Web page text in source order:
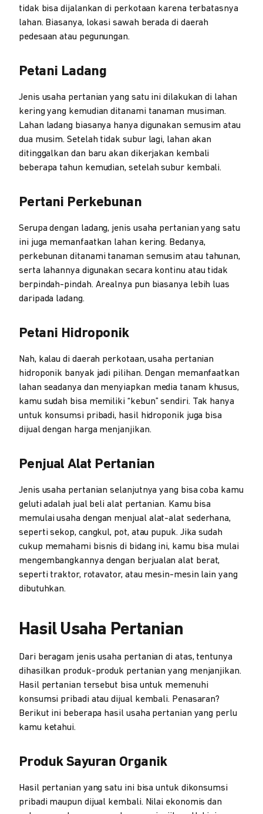
tidak bisa dijalankan di perkotaan karena terbatasnya
lahan. Biasanya, lokasi sawah berada di daerah
pedesaan atau pegunungan.
Petani Ladang
Jenis usaha pertanian yang satu ini dilakukan di lahan
kering yang kemudian ditanami tanaman musiman.
Lahan ladang biasanya hanya digunakan semusim atau
dua musim. Setelah tidak subur lagi, lahan akan
ditinggalkan dan baru akan dikerjakan kembali
beberapa tahun kemudian, setelah subur kembali.
Pertani Perkebunan
Serupa dengan ladang, jenis usaha pertanian yang satu
ini juga memanfaatkan lahan kering. Bedanya,
perkebunan ditanami tanaman semusim atau tahunan,
serta lahannya digunakan secara kontinu atau tidak
berpindah-pindah. Arealnya pun biasanya lebih luas
daripada ladang.
Petani Hidroponik
Nah, kalau di daerah perkotaan, usaha pertanian
hidroponik banyak jadi pilihan. Dengan memanfaatkan
lahan seadanya dan menyiapkan media tanam khusus,
kamu sudah bisa memiliki “kebun” sendiri. Tak hanya
untuk konsumsi pribadi, hasil hidroponik juga bisa
dijual dengan harga menjanjikan.
Penjual Alat Pertanian
Jenis usaha pertanian selanjutnya yang bisa coba kamu
geluti adalah jual beli alat pertanian. Kamu bisa
memulai usaha dengan menjual alat-alat sederhana,
seperti sekop, cangkul, pot, atau pupuk. Jika sudah
cukup memahami bisnis di bidang ini, kamu bisa mulai
mengembangkannya dengan berjualan alat berat,
seperti traktor, rotavator, atau mesin-mesin lain yang
dibutuhkan.
Hasil Usaha Pertanian
Dari beragam jenis usaha pertanian di atas, tentunya
dihasilkan produk-produk pertanian yang menjanjikan.
Hasil pertanian tersebut bisa untuk memenuhi
konsumsi pribadi atau dijual kembali. Penasaran?
Berikut ini beberapa hasil usaha pertanian yang perlu
kamu ketahui.
Produk Sayuran Organik
Hasil pertanian yang satu ini bisa untuk dikonsumsi
pribadi maupun dijual kembali. Nilai ekonomis dan